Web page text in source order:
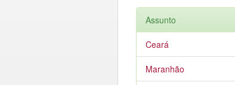
Assunto
Ceará
Maranhão